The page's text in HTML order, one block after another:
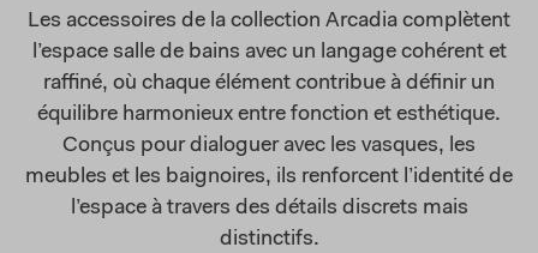
Les accessoires de la collection Arcadia complètent
l’espace salle de bains avec un langage cohérent et
raffiné, où chaque élément contribue à définir un
équilibre harmonieux entre fonction et esthétique.
Conçus pour dialoguer avec les vasques, les
meubles et les baignoires, ils renforcent l’identité de
l’espace à travers des détails discrets mais
distinctifs.